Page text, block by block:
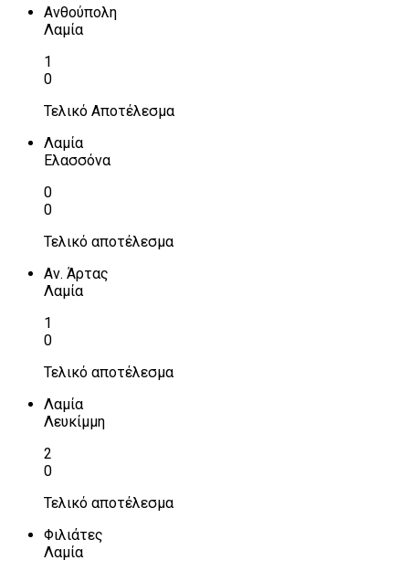
Ανθούπολη
Λαμία
1
0
Τελικό Αποτέλεσμα
Λαμία
Ελασσόνα
0
0
Τελικό αποτέλεσμα
Αν. Άρτας
Λαμία
1
0
Τελικό αποτέλεσμα
Λαμία
Λευκίμμη
2
0
Τελικό αποτέλεσμα
Φιλιάτες
Λαμία